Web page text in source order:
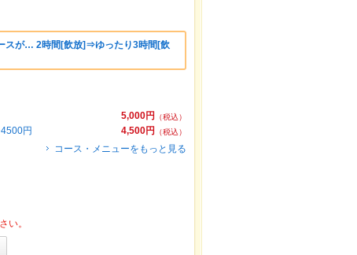
が… 2時間[飲放]⇒ゆったり3時間[飲
5,000円
（税込）
4,500円
（税込）
円
コース・メニューをもっと見る
い。